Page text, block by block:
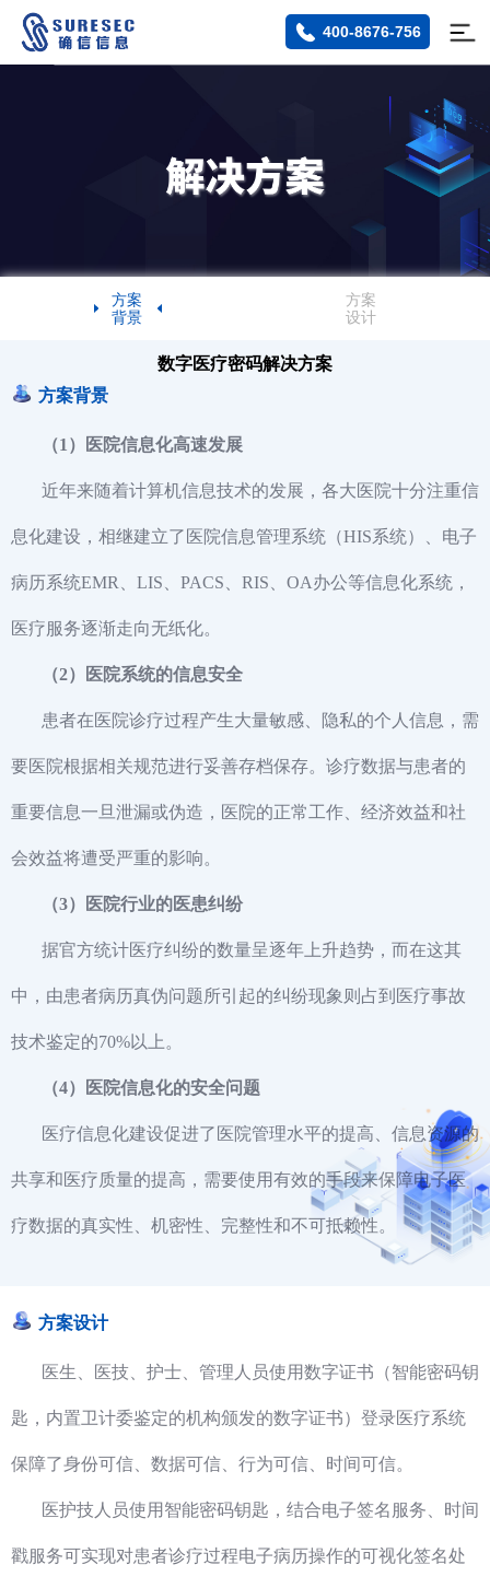
400-8676-756
方案
背景
方案
设计
数字医疗密码解决方案
方案背景
（1）医院信息化高速发展
近年来随着计算机信息技术的发展，各大医院十分注重信
息化建设，相继建立了医院信息管理系统（HIS系统）、电子
病历系统EMR、LIS、PACS、RIS、OA办公等信息化系统，
医疗服务逐渐走向无纸化。
（2）医院系统的信息安全
患者在医院诊疗过程产生大量敏感、隐私的个人信息，需
要医院根据相关规范进行妥善存档保存。诊疗数据与患者的
重要信息一旦泄漏或伪造，医院的正常工作、经济效益和社
会效益将遭受严重的影响。
（3）医院行业的医患纠纷
据官方统计医疗纠纷的数量呈逐年上升趋势，而在这其
中，由患者病历真伪问题所引起的纠纷现象则占到医疗事故
技术鉴定的70%以上。
（4）医院信息化的安全问题
医疗信息化建设促进了医院管理水平的提高、信息资源的
共享和医疗质量的提高，需要使用有效的手段来保障电子医
疗数据的真实性、机密性、完整性和不可抵赖性。
方案设计
医生、医技、护士、管理人员使用数字证书（智能密码钥
匙，内置卫计委鉴定的机构颁发的数字证书）登录医疗系统
保障了身份可信、数据可信、行为可信、时间可信。
医护技人员使用智能密码钥匙，结合电子签名服务、时间
戳服务可实现对患者诊疗过程电子病历操作的可视化签名处